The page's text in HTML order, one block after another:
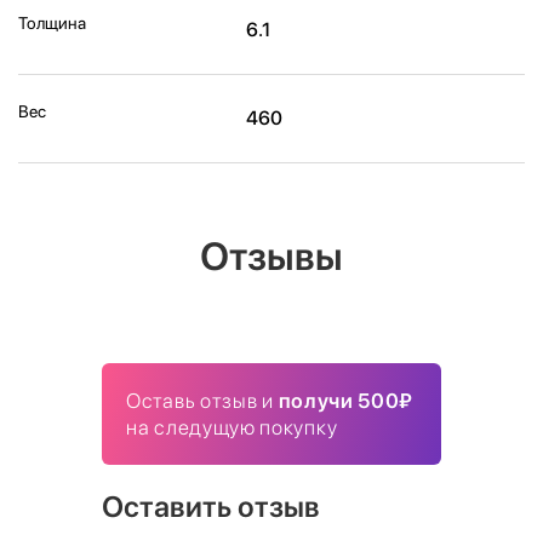
Толщина 6.1
Вес 460
Отзывы
Оставь отзыв и получи 500₽
на следущую покупку
Оставить отзыв